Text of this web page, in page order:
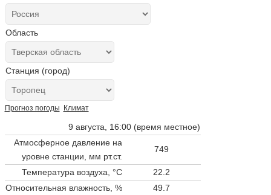
Область
Станция (город)
Прогноз погоды Климат
9 августа, 16:00 (время местное)
Атмосферное давление на
уровне станции, мм рт.ст.
749
Температура воздуха, °C
22.2
Относительная влажность, %
49.7